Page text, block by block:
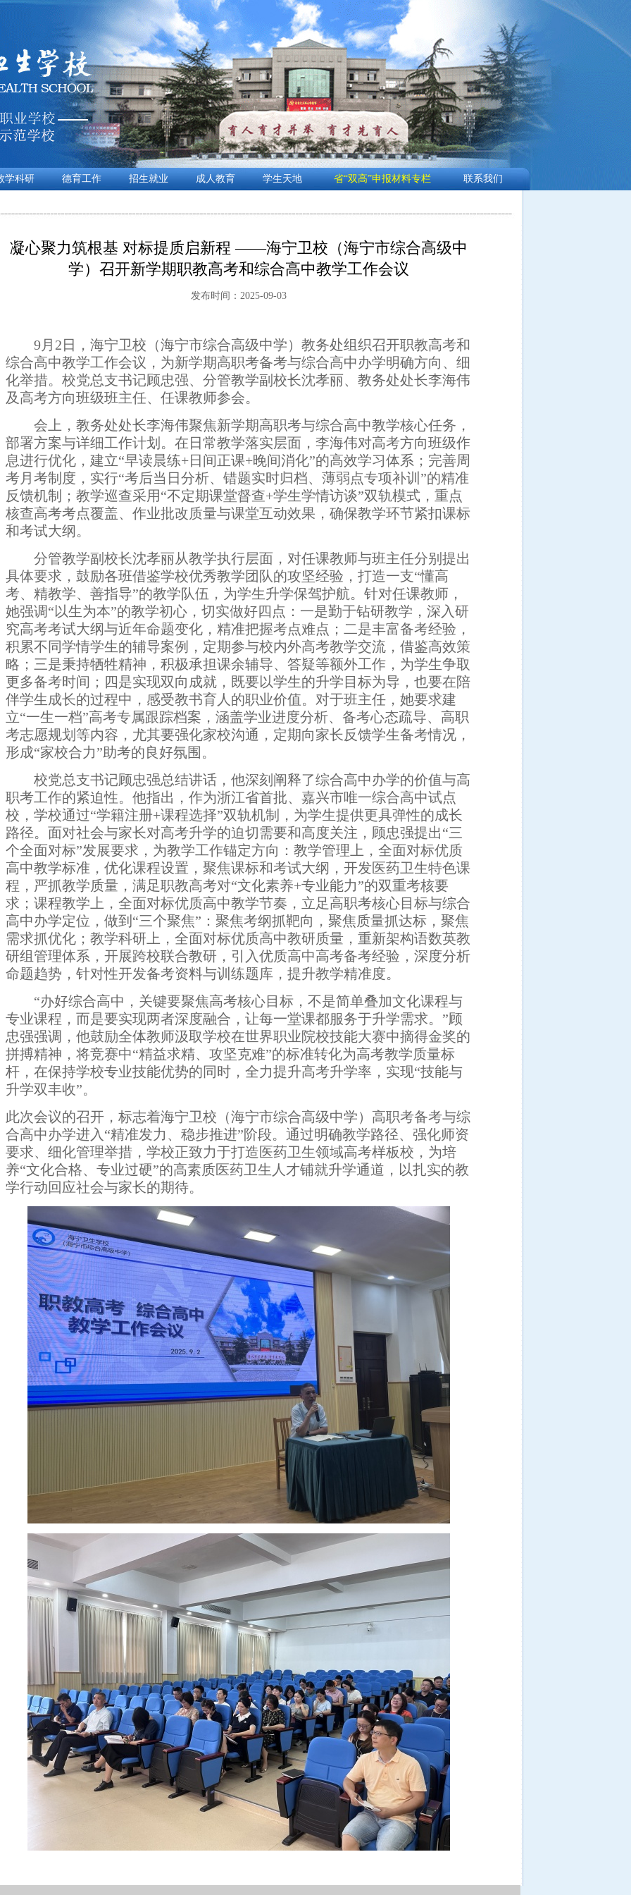
学科研 德育工作 招生就业 成人教育 学生天地 省“双高”申报材料专栏 联系我们
凝心聚力筑根基 对标提质启新程 ——海宁卫校（海宁市综合高级中
学）召开新学期职教高考和综合高中教学工作会议
发布时间：2025-09-03
9月2日， 海宁卫校（海宁市综合高级中学） 教务处组织召开职教高考和
综合高中教学工作会议，为新学期高职考备考与综合高中办学明确方向、细
化举措。校党总支书记顾忠强、分管教学副校长沈孝丽、教务处处长李海伟
及高考方向班级班主任、任课教师参会。
会上，教务处处长李海伟聚焦新学期高职考与综合高中教学核心任务，
部署方案与详细工作计划。 在日常教学落实层面，李海伟对高考方向班级作
息进行优化，建立“早读晨练+日间正课+晚间消化”的高效学习体系；完善周
考月考制度，实行“考后当日分析、错题实时归档、薄弱点专项补训”的精准
反馈机制；教学巡查采用“不定期课堂督查+学生学情访谈”双轨模式，重点
核查高考考点覆盖、作业批改质量与课堂互动效果，确保教学环节紧扣课标
和考试大纲 。
分管教学副校长沈孝丽从教学执行层面，对任课教师与班主任分别提出
具体要求，鼓励各班借鉴学校优秀教学团队的攻坚经验，打造一支“懂高
考、精教学、善指导”的教学队伍，为学生升学保驾护航。针对任课教师，
她强调“以生为本”的教学初心， 切实做好四点 ：一是勤于钻研教学，深入研
究高考考试大纲与近年命题变化，精准把握考点难点；二是丰富备考经验，
积累不同学情学生的辅导案例，定期参与校内外高考教学交流，借鉴高效策
略；三是秉持牺牲精神， 积极承担课余辅导、答疑等额外工作， 为学生争取
更多备考时间；四是实现双向成就，既要以学生的升学目标为导，也要在陪
伴学生成长的过程中，感受教书育人的职业价值。对于班主任，她要求建
立“一生一档”高考专属跟踪档案，涵盖学业进度分析、备考心态疏导、高职
考志愿规划等内容，尤其要强化家校沟通，定期向家长反馈学生备考情况，
形成“家校合力”助考的良好氛围。
校党总支书记顾忠强总结讲话，他深刻阐释了综合高中办学的价值与高
职考工作的紧迫性。他指出，作为浙江省首批、嘉兴市唯一综合高中试点
校，学校通过“学籍注册+课程选择”双轨机制，为学生提供更具弹性的成长
路径。面对社会与家长对高考升学的迫切需要和高度关注，顾忠强提出“三
个全面对标”发展要求，为教学工作锚定方向：教学管理上 ， 全面对标优质
高中教学标准， 优化课程设置，聚焦课标和考试大纲，开发医药卫生特色课
程，严抓教学质量，满足职教高考对“文化素养+专业能力”的双重考核要
求；课程教学上 ，全面对标优质高中教学节奏，立足高职考核心目标与综合
高中办学定位，做到 “三个聚焦” ： 聚焦考纲抓靶向，聚焦质量抓达标，聚焦
需求抓优化 ；教学科研上 ，全面对标优质高中教研质量，重新架构语数英教
研组管理体系，开展跨校联合教研，引入优质高中高考备考经验， 深度分析
命题趋势，针对性开发备考资料与训练题库，提升教学精准度。
“办好综合高中，关键要聚焦高考核心目标，不是简单叠加文化课程与
专业课程，而是要实现两者深度融合，让每一堂课都服务于升学需求。”顾
忠强强调，他鼓励全体教师汲取学校在世界职业院校技能大赛中摘得金奖的
拼搏精神，将竞赛中“精益求精、攻坚克难”的标准转化为高考教学质量标
杆，在保持学校专业技能优势的同时，全力提升高考升学率，实现“技能与
升学双丰收”。
此次会议的召开，标志着海宁卫校（海宁市综合高级中学） 高职考备考与综
合高中办学进入 “精准发力、 稳步推进”阶段。通过明确教学路径、强化师资
要求、细化管理举措，学校正致力于打造医药卫生领域高考样板校，为培
养“文化合格、专业过硬”的高素质医药卫生人才铺就升学通道，以扎实的教
学行动回应社会与家长的期待。